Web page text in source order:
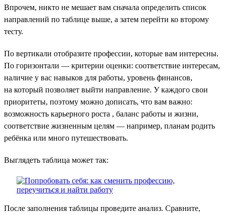
Впрочем, никто не мешает вам сначала определить список
направлений по таблице выше, а затем перейти ко второму
тесту.
По вертикали отобразите профессии, которые вам интересны.
По горизонтали — критерии оценки: соответствие интересам,
наличие у вас навыков для работы, уровень финансов,
на который позволяет выйти направление. У каждого свои
приоритеты, поэтому можно дописать, что вам важно:
возможность карьерного роста , баланс работы и жизни,
соответствие жизненным целям — например, планам родить
ребёнка или много путешествовать.
Выглядеть таблица может так:
После заполнения таблицы проведите анализ. Сравните,